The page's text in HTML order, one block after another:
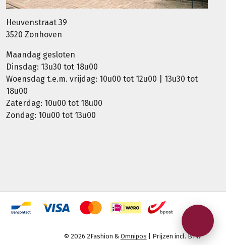
Heuvenstraat 39
3520 Zonhoven
Maandag gesloten
Dinsdag: 13u30 tot 18u00
Woensdag t.e.m. vrijdag: 10u00 tot 12u00 | 13u30 tot
18u00
Zaterdag: 10u00 tot 18u00
Zondag: 10u00 tot 13u00
© 2026 2Fashion & Omnipos | Prijzen incl. BTW